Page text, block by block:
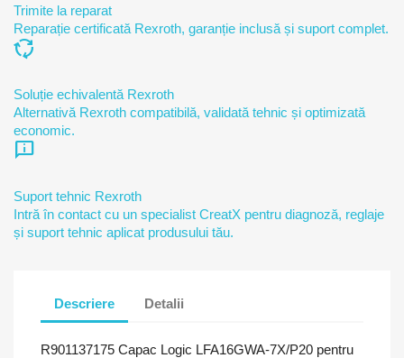
Trimite la reparat
Reparație certificată Rexroth, garanție inclusă și suport complet.
cycle
Soluție echivalentă Rexroth
Alternativă Rexroth compatibilă, validată tehnic și optimizată
economic.
chat_info
Suport tehnic Rexroth
Intră în contact cu un specialist CreatX pentru diagnoză, reglaje
și suport tehnic aplicat produsului tău.
Descriere Detalii
R901137175 Capac Logic LFA16GWA-7X/P20 pentru